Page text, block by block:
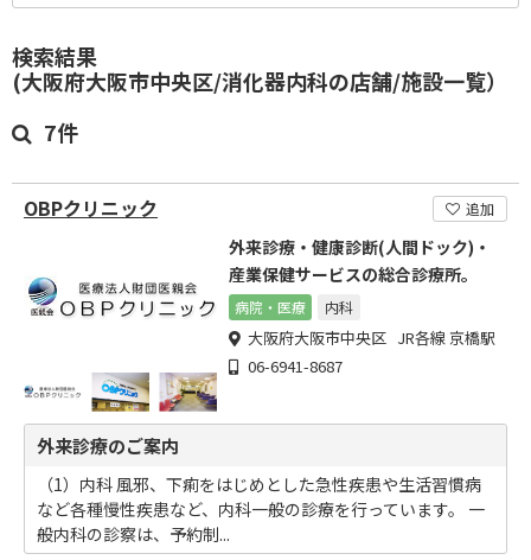
検索結果
(大阪府大阪市中央区/消化器内科の店舗/施設一覧）
7件
OBPクリニック 追加
外来診療・健康診断(人間ドック)・
産業保健サービスの総合診療所。
病院・医療 内科
大阪府大阪市中央区 JR各線 京橋駅
06-6941-8687
外来診療のご案内
（1）内科 風邪、下痢をはじめとした急性疾患や生活習慣病
など各種慢性疾患など、内科一般の診療を行っています。 一
般内科の診察は、予約制...